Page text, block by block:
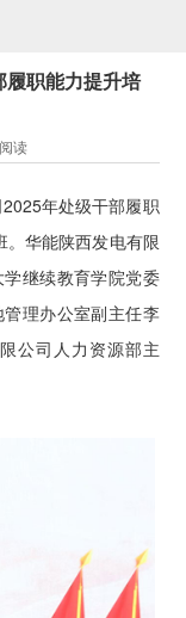
职能力提升培
读
年处级干部履职
。华能陕西发电有限
继续教育学院党委
理办公室副主任李
公司人力资源部主